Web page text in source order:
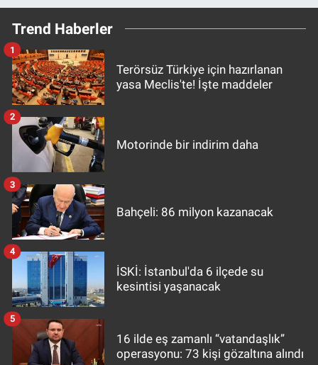
Trend Haberler
Terörsüz Türkiye için hazırlanan
yasa Meclis'te! İşte maddeler
1
Motorinde bir indirim daha
2
Bahçeli: 86 milyon kazanacak
3
İSKİ: İstanbul'da 6 ilçede su
kesintisi yaşanacak
4
16 ilde eş zamanlı “vatandaşlık”
operasyonu: 73 kişi gözaltına alındı
5